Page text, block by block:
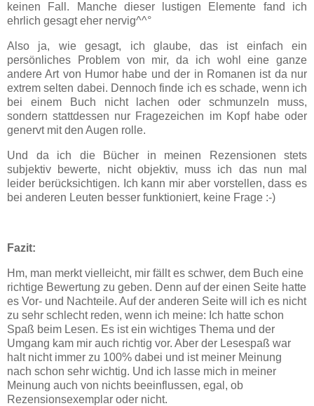
keinen Fall. Manche dieser lustigen Elemente fand ich
ehrlich gesagt eher nervig^^°
Also ja, wie gesagt, ich glaube, das ist einfach ein
persönliches Problem von mir, da ich wohl eine ganze
andere Art von Humor habe und der in Romanen ist da nur
extrem selten dabei. Dennoch finde ich es schade, wenn ich
bei einem Buch nicht lachen oder schmunzeln muss,
sondern stattdessen nur Fragezeichen im Kopf habe oder
genervt mit den Augen rolle.
Und da ich die Bücher in meinen Rezensionen stets
subjektiv bewerte, nicht objektiv, muss ich das nun mal
leider berücksichtigen. Ich kann mir aber vorstellen, dass es
bei anderen Leuten besser funktioniert, keine Frage :-)
Fazit:
Hm, man merkt vielleicht, mir fällt es schwer, dem Buch eine
richtige Bewertung zu geben. Denn auf der einen Seite hatte
es Vor- und Nachteile. Auf der anderen Seite will ich es nicht
zu sehr schlecht reden, wenn ich meine: Ich hatte schon
Spaß beim Lesen. Es ist ein wichtiges Thema und der
Umgang kam mir auch richtig vor. Aber der Lesespaß war
halt nicht immer zu 100% dabei und ist meiner Meinung
nach schon sehr wichtig. Und ich lasse mich in meiner
Meinung auch von nichts beeinflussen, egal, ob
Rezensionsexemplar oder nicht.